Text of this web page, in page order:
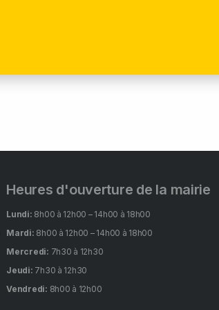
Heures d'ouverture de la mairie
Lundi: 8h00 à 12h00 – 14h00 à 18h00
Mardi: 8h00 à 12h00 – 14h00 à 18h00
Mercredi: 7h30 à 12h30
Jeudi: 7h30 à 12h30
Vendredi: 8h00 à 12h00